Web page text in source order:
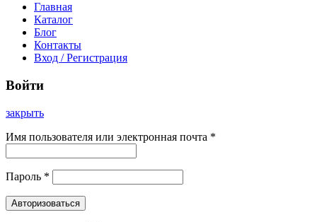
Главная
Каталог
Блог
Контакты
Вход / Регистрация
Войти
закрыть
Имя пользователя или электронная почта *
Пароль *
Авторизоваться